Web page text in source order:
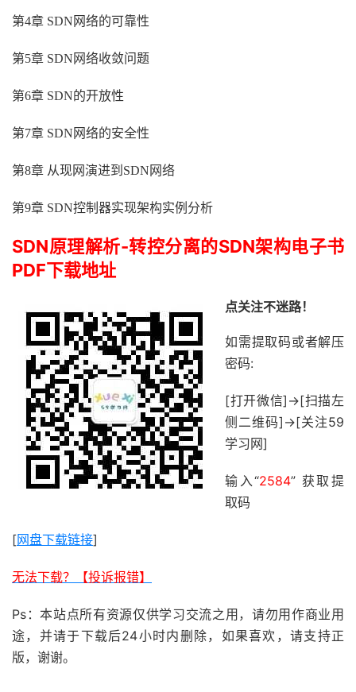
第4章 SDN网络的可靠性
第5章 SDN网络收敛问题
第6章 SDN的开放性
第7章 SDN网络的安全性
第8章 从现网演进到SDN网络
第9章 SDN控制器实现架构实例分析
SDN原理解析-转控分离的SDN架构电子书
PDF下载地址
点关注不迷路！
如需提取码或者解压
密码:
[打开微信]->[扫描左
侧二维码]->[关注59
学习网]
输入“2584” 获取提
取码
[网盘下载链接]
无法下载？【投诉报错】
Ps：本站点所有资源仅供学习交流之用，请勿用作商业用
途，并请于下载后24小时内删除，如果喜欢，请支持正
版，谢谢。